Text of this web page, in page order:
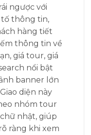
ngược với
thông tin,
hàng tiết
thông tin về
giá tour, giá
nổi bật
banner lớn
diện này
nhóm tour
nhật, giúp
ràng khi xem